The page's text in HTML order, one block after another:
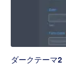
ダークテーマ2